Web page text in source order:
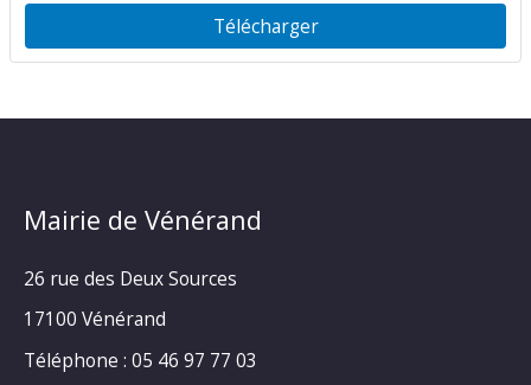
Télécharger
Mairie de Vénérand
26 rue des Deux Sources
17100 Vénérand
Téléphone : 05 46 97 77 03